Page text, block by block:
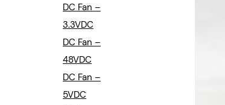
DC Fan –
3.3VDC
DC Fan –
48VDC
DC Fan –
5VDC